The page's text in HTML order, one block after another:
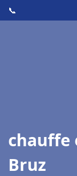
📞
chauffe
Bruz